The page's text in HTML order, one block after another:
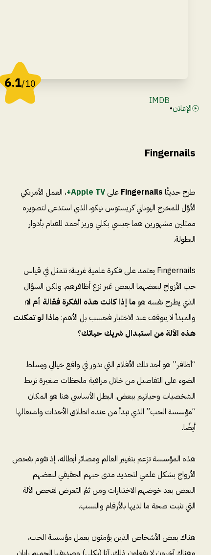
6.1/10
الإعلان•
IMDB
Fingernails
طرح حديثًا Fingernails علىApple TV+ ، العمل الأمريكي
الأوّل للمخرج اليوناني كريستوس نيكو، الذي استدعى لتصويره
ممثلين مشهورين هما جيسي بكلي وريز أحمد للقيام بأدوار
البطولة.
Fingernails يعتمد على فكرة علمية غريبة؛ تتمثل في قياس
حب الأزواج لبعضهما البعض عَبر نزع أظافرهم. ولكن السؤال
الذي يطرح نفسه هوما إذا كانت هذه الفكرة فعّالة أم لا؛
والمبدأ لا يتوقف عند الاختيار فحسب بل الأهم: ماذا لو تمكنت
هذه الاَلة من استبدال شريك حياتك؟
“أظافر” هو أحد تلك الأفلام التي تدور في واقع خيالي ويسلط
الضوء على التفاصيل من خلال مراقبة ملحظات صغيرة تربط
الشخصيات وحياتهم ببعض. البطل الأساسي هنا هو المكان
“مؤسسة الحب” الذي تبدأ من عنده انطلاق الأحداث واشتعالها
أيضًا.
هذه المؤسسة تزعم بتغيير العالم ومصائر أبطاله، إذ تقوم بفحص
الأزواج بشكل علمي لتحديد مدى حبهم الحقيقي لبعضهم
البعض بعد خوضهم الاختبارات ومن ثمً التعرض لفحص الاَلة
التي تثبت صحة ما لديها بالأرقام والنسب.
هناك بعض الأشخاص الذين يؤمنون بعمل مؤسسة الحب،